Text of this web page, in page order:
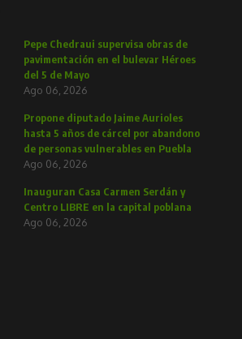
Pepe Chedraui supervisa obras de
pavimentación en el bulevar Héroes
del 5 de Mayo
Ago 06, 2026
Propone diputado Jaime Aurioles
hasta 5 años de cárcel por abandono
de personas vulnerables en Puebla
Ago 06, 2026
Inauguran Casa Carmen Serdán y
Centro LIBRE en la capital poblana
Ago 06, 2026